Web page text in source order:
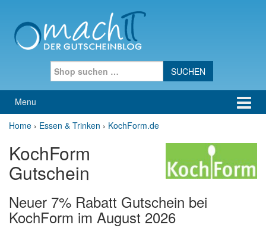
Menu
Home › Essen & Trinken › KochForm.de
KochForm
Gutschein
Neuer 7% Rabatt Gutschein bei
KochForm im August 2026